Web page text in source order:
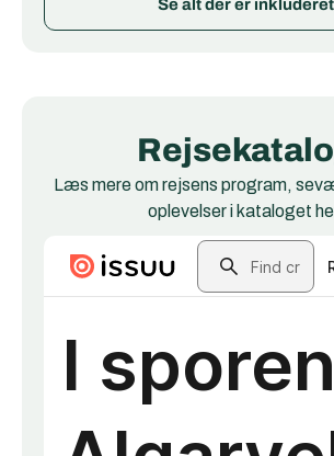
Se alt der er inkluderet
Læs mere om rejsens program,
oplevelser i kataloget